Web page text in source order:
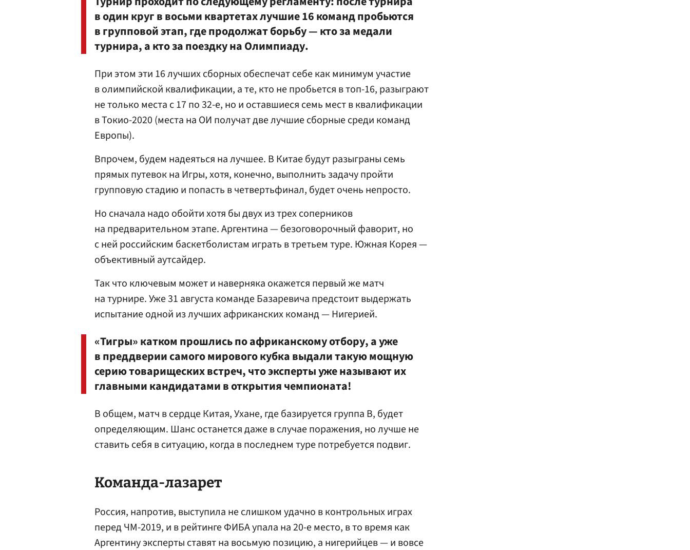
в один круг в восьми квартетах лучшие 16 команд пробьются
в групповой этап, где продолжат борьбу — кто за медали
турнира, а кто за поездку на Олимпиаду.
При этом эти 16 лучших сборных обеспечат себе как минимум участие
в олимпийской квалификации, а те, кто не пробьется в топ-16, разыграют
не только места с 17 по 32-е, но и оставшиеся семь мест в квалификации
в Токио-2020 (места на ОИ получат две лучшие сборные среди команд
Европы).
Впрочем, будем надеяться на лучшее. В Китае будут разыграны семь
прямых путевок на Игры, хотя, конечно, выполнить задачу пройти
групповую стадию и попасть в четвертьфинал, будет очень непросто.
Но сначала надо обойти хотя бы двух из трех соперников
на предварительном этапе. Аргентина — безоговорочный фаворит, но
с ней российским баскетболистам играть в третьем туре. Южная Корея —
объективный аутсайдер.
Так что ключевым может и наверняка окажется первый же матч
на турнире. Уже 31 августа команде Базаревича предстоит выдержать
испытание одной из лучших африканских команд — Нигерией.
«Тигры» катком прошлись по африканскому отбору, а уже
в преддверии самого мирового кубка выдали такую мощную
серию товарищеских встреч, что эксперты уже называют их
главными кандидатами в открытия чемпионата!
В общем, матч в сердце Китая, Ухане, где базируется группа В, будет
определяющим. Шанс останется даже в случае поражения, но лучше не
ставить себя в ситуацию, когда в последнем туре потребуется подвиг.
Команда-лазарет
Россия, напротив, выступила не слишком удачно в контрольных играх
перед ЧМ-2019, и в рейтинге ФИБА упала на 20-е место, в то время как
Аргентину эксперты ставят на восьмую позицию, а нигерийцев — и вовсе